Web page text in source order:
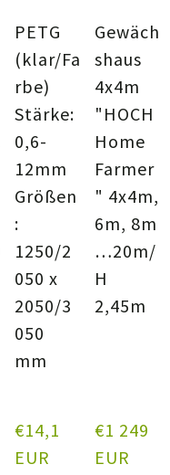
PETG
(klar/Fa
rbe)
Stärke:
0,6-
12mm
Größen
:
1250/2
050 x
2050/3
050
mm
€14,1
EUR
Gewäch
shaus
4x4m
"HOCH
Home
Farmer
" 4x4m,
6m, 8m
…20m/
H
2,45m
€1 249
EUR